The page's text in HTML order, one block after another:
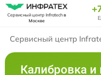
Сервисный центр Infratechв
Москве
Сервисный центр
Калибровка и